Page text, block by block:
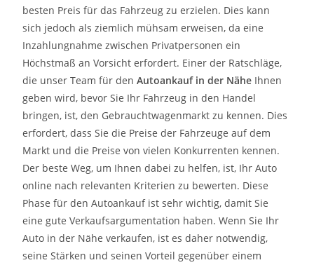
besten Preis für das Fahrzeug zu erzielen. Dies kann
sich jedoch als ziemlich mühsam erweisen, da eine
Inzahlungnahme zwischen Privatpersonen ein
Höchstmaß an Vorsicht erfordert. Einer der Ratschläge,
die unser Team für denAutoankauf in der Nähe Ihnen
geben wird, bevor Sie Ihr Fahrzeug in den Handel
bringen, ist, den Gebrauchtwagenmarkt zu kennen. Dies
erfordert, dass Sie die Preise der Fahrzeuge auf dem
Markt und die Preise von vielen Konkurrenten kennen.
Der beste Weg, um Ihnen dabei zu helfen, ist, Ihr Auto
online nach relevanten Kriterien zu bewerten. Diese
Phase für den Autoankauf ist sehr wichtig, damit Sie
eine gute Verkaufsargumentation haben. Wenn Sie Ihr
Auto in der Nähe verkaufen, ist es daher notwendig,
seine Stärken und seinen Vorteil gegenüber einem